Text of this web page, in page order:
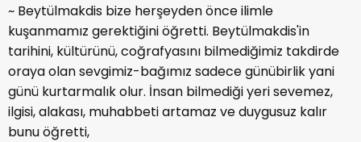
~ Beytülmakdis bize herşeyden önce ilimle
kuşanmamız gerektiğini öğretti. Beytülmakdis'in
tarihini, kültürünü, coğrafyasını bilmediğimiz takdirde
oraya olan sevgimiz-bağımız sadece günübirlik yani
günü kurtarmalık olur. İnsan bilmediği yeri sevemez,
ilgisi, alakası, muhabbeti artamaz ve duygusuz kalır
bunu öğretti,